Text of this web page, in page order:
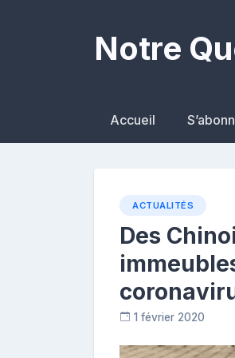
Notre
Accueil
ACTUALITÉS
Des
1 février 2020
e